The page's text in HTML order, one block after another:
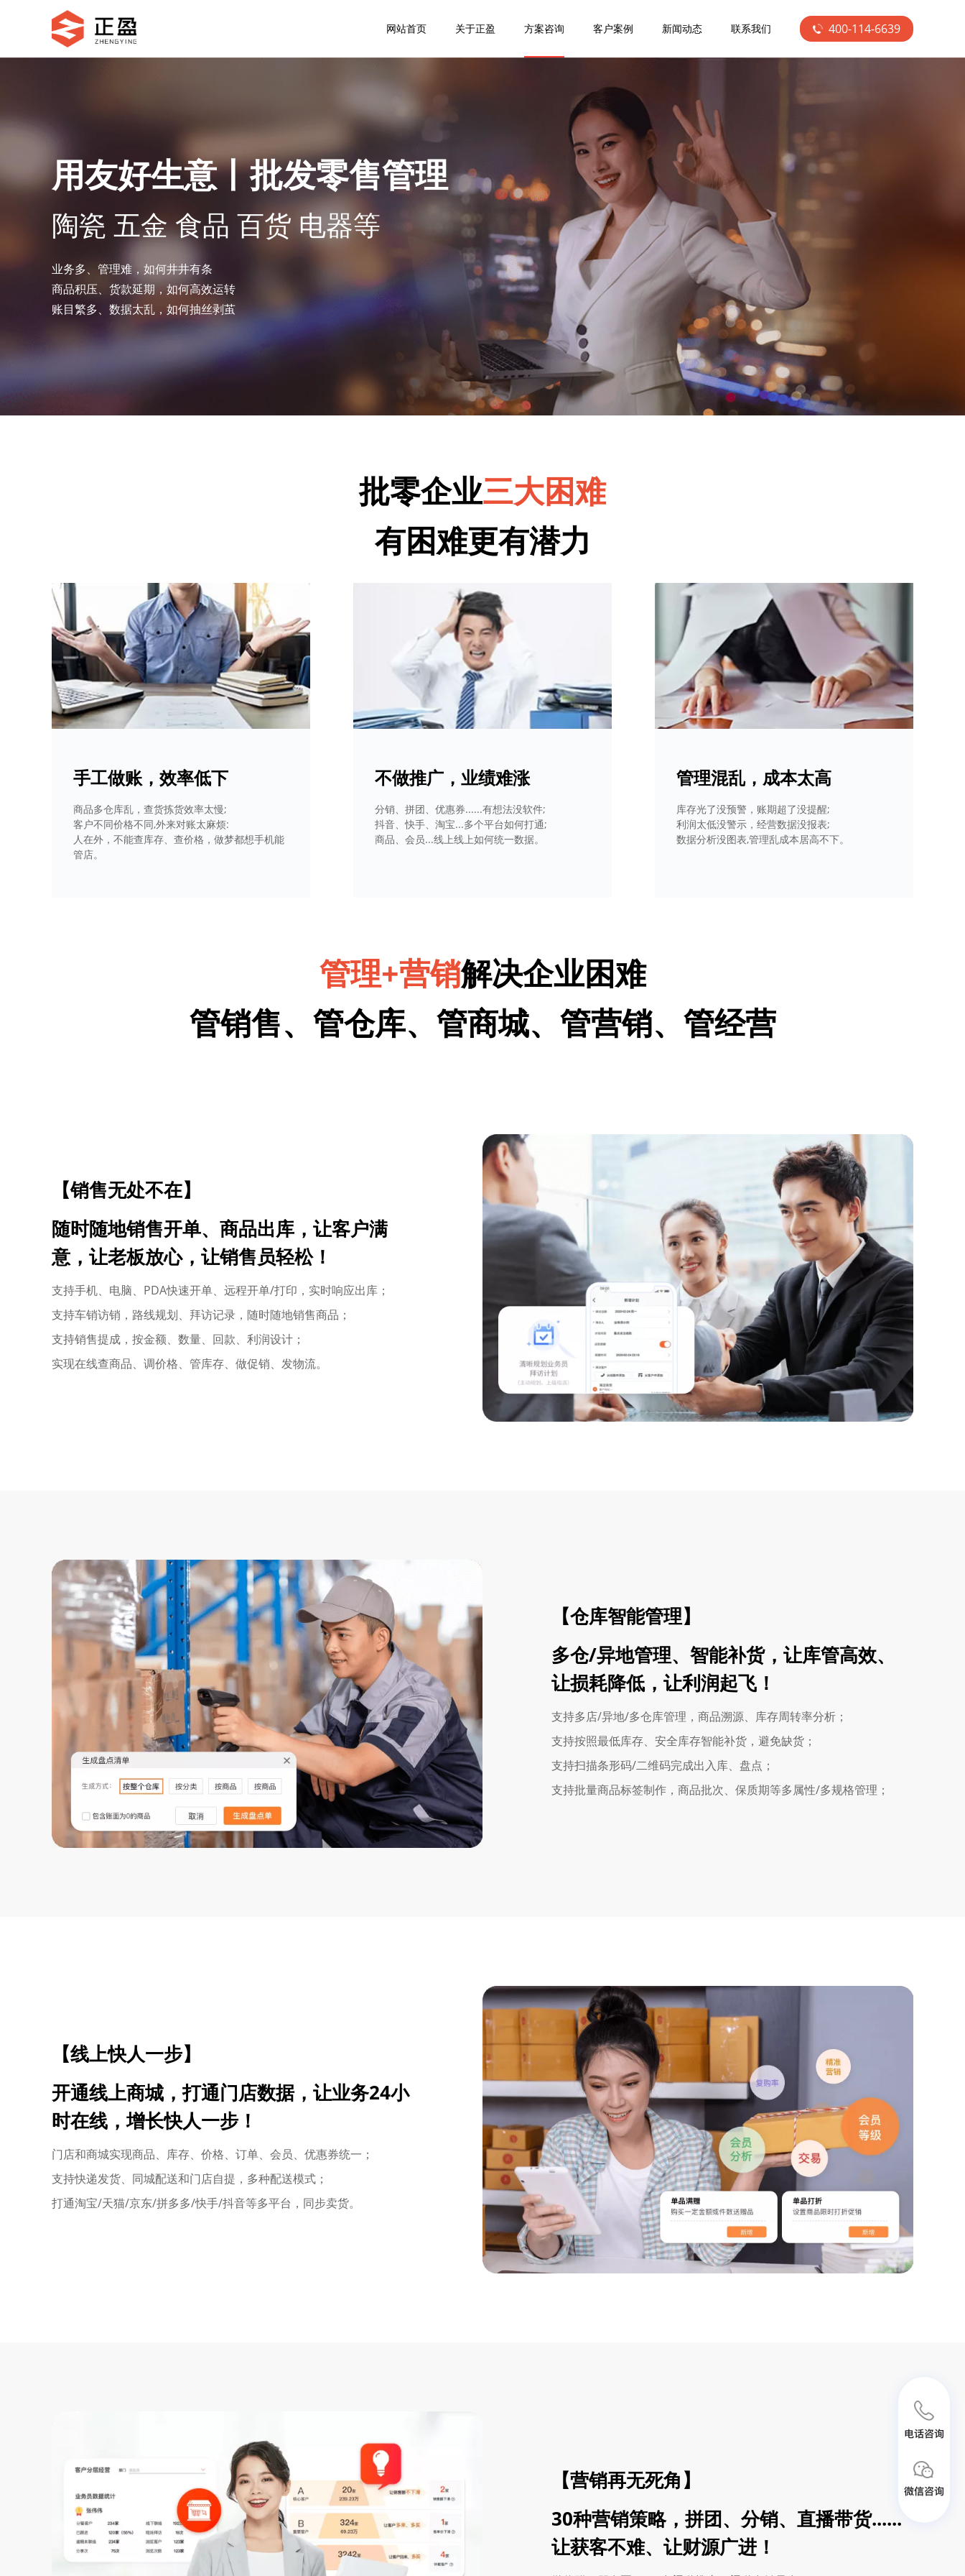
网站首页 关于正盈 方案咨询 客户案例 新闻动态 联系我们 400-114-6639
用友好生意丨批发零售管理
陶瓷 五金 食品 百货 电器等
业务多、管理难，如何井井有条
商品积压、货款延期，如何高效运转
账目繁多、数据太乱，如何抽丝剥茧
批零企业三大困难
有困难更有潜力
手工做账，效率低下
商品多仓库乱，查货拣货效率太慢;
客户不同价格不同,外来对账太麻烦:
人在外，不能查库存、查价格，做梦都想手机能
管店。
不做推广，业绩难涨
分销、拼团、优惠券......有想法没软件;
抖音、快手、淘宝...多个平台如何打通;
商品、会员...线上线上如何统一数据。
管理混乱，成本太高
库存光了没预警，账期超了没提醒;
利润太低没警示，经营数据没报表;
数据分析没图表,管理乱成本居高不下。
管理+营销解决企业困难
管销售、管仓库、管商城、管营销、管经营
【销售无处不在】
随时随地销售开单、商品出库，让客户满
意，让老板放心，让销售员轻松！
支持手机、电脑、PDA快速开单、远程开单/打印，实时响应出库；
支持车销访销，路线规划、拜访记录，随时随地销售商品；
支持销售提成，按金额、数量、回款、利润设计；
实现在线查商品、调价格、管库存、做促销、发物流。
【仓库智能管理】
多仓/异地管理、智能补货，让库管高效、
让损耗降低，让利润起飞！
支持多店/异地/多仓库管理，商品溯源、库存周转率分析；
支持按照最低库存、安全库存智能补货，避免缺货；
支持扫描条形码/二维码完成出入库、盘点；
支持批量商品标签制作，商品批次、保质期等多属性/多规格管理；
【线上快人一步】
开通线上商城，打通门店数据，让业务24小
时在线，增长快人一步！
门店和商城实现商品、库存、价格、订单、会员、优惠券统一；
支持快递发货、同城配送和门店自提，多种配送模式；
打通淘宝/天猫/京东/拼多多/快手/抖音等多平台，同步卖货。
【营销再无死角】
30种营销策略，拼团、分销、直播带货......
让获客不难、让财源广进！